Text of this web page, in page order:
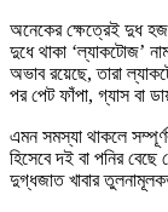
অনেকের ক্ষেত্রেই দুধ
দুধে থাকা ‘ল্যাকটোজ’
অভাব রয়েছে, তারা
পর পেট ফাঁপা, গ্যাস বা
এমন সমস্যা থাকলে
হিসেবে দই বা পনির বেছে
দুগ্ধজাত খাবার